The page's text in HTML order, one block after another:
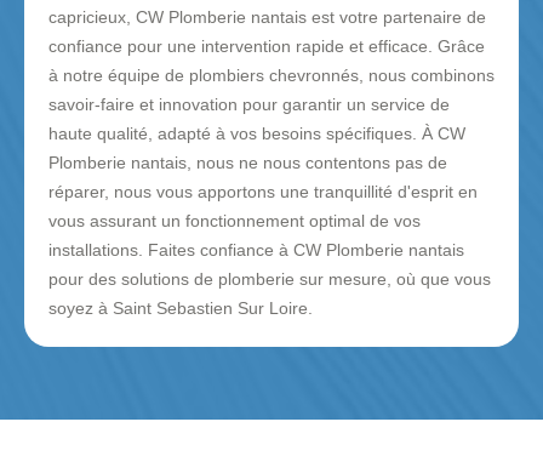
capricieux, CW Plomberie nantais est votre partenaire de
confiance pour une intervention rapide et efficace. Grâce
à notre équipe de plombiers chevronnés, nous combinons
savoir-faire et innovation pour garantir un service de
haute qualité, adapté à vos besoins spécifiques. À CW
Plomberie nantais, nous ne nous contentons pas de
réparer, nous vous apportons une tranquillité d'esprit en
vous assurant un fonctionnement optimal de vos
installations. Faites confiance à CW Plomberie nantais
pour des solutions de plomberie sur mesure, où que vous
soyez à Saint Sebastien Sur Loire.